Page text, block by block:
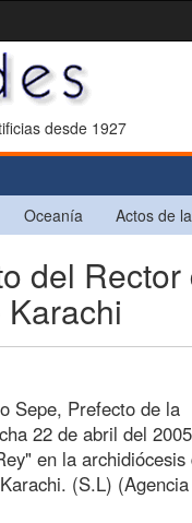
desde 1927
Oceanía Actos de
del
Sepe, Prefecto de la
22 de abril del
en la archidiócesis
(S.L) (Agencia